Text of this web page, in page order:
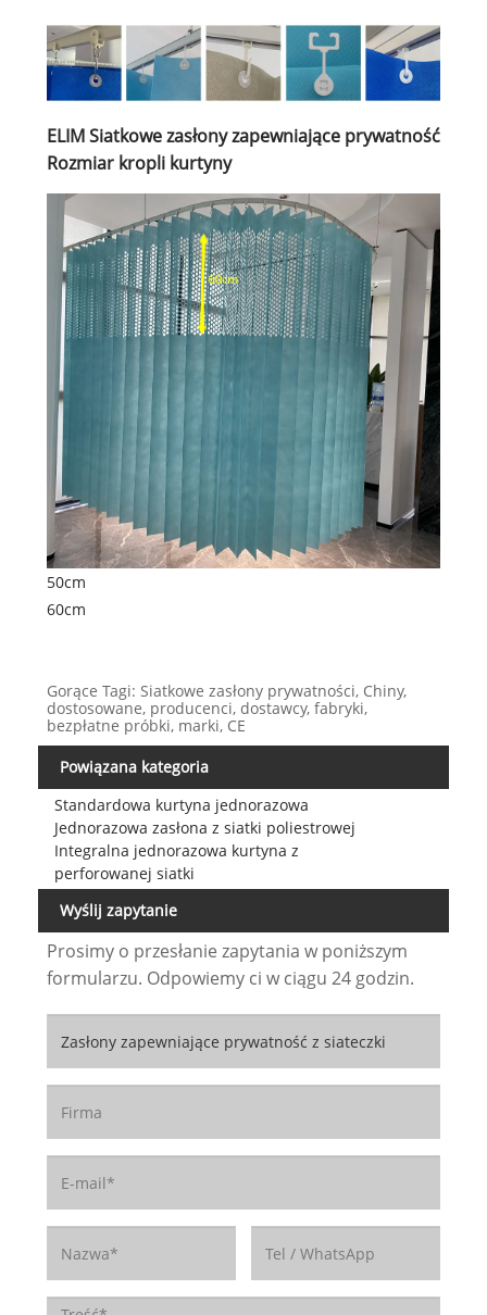
ELIM Siatkowe zasłony zapewniające prywatność
Rozmiar kropli kurtyny
50cm
60cm
Gorące Tagi: Siatkowe zasłony prywatności, Chiny,
dostosowane, producenci, dostawcy, fabryki,
bezpłatne próbki, marki, CE
Powiązana kategoria
Standardowa kurtyna jednorazowa
Jednorazowa zasłona z siatki poliestrowej
Integralna jednorazowa kurtyna z
perforowanej siatki
Wyślij zapytanie
Prosimy o przesłanie zapytania w poniższym
formularzu. Odpowiemy ci w ciągu 24 godzin.